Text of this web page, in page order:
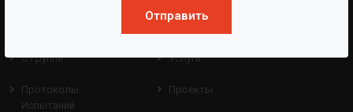
Отправить
О Группе
Протоколы
Испытаний
Услуги
Проекты